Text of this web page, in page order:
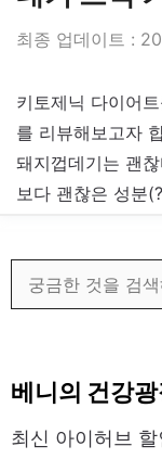
키토제닉 다이어
를 리뷰해보고자
돼지껍데기는 괜
보다 괜찮은 성분
색
베니의 건강
최신 아이허브